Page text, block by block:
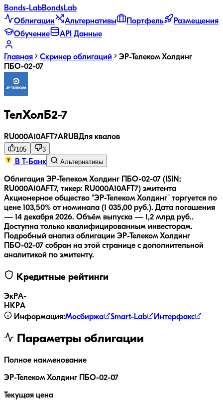
Bonds-LabBondsLab
Облигации
Альтернативы Портфель
Размещения
Обучение
API Данные
Главная Скринер облигаций
ЭР-Телеком Холдинг
ПБО-02-07
ТелХолБ2-7
RU000A10AFT7ARUBДля квалов
105 3
В Т-Банк Альтернативы
Облигация ЭР-Телеком Холдинг ПБО-02-07 (ISIN:
RU000A10AFT7, тикер: RU000A10AFT7) эмитента
Акционерное общество "ЭР-Телеком Холдинг" торгуется по
цене 103,50% от номинала (1 035,00 руб.). Дата погашения
— 14 декабря 2026. Объём выпуска — 1,2 млрд руб..
Доступна только квалифицированным инвесторам.
Подробный анализ облигации ЭР-Телеком Холдинг
ПБО-02-07 собран на этой странице с дополнительной
аналитикой по эмитенту.
Кредитные рейтинги
ЭкРA-
НКРA
Информация:Мосбиржа Smart-Lab Интерфакс
Параметры облигации
Полное наименование
ЭР-Телеком Холдинг ПБО-02-07
Текущая цена